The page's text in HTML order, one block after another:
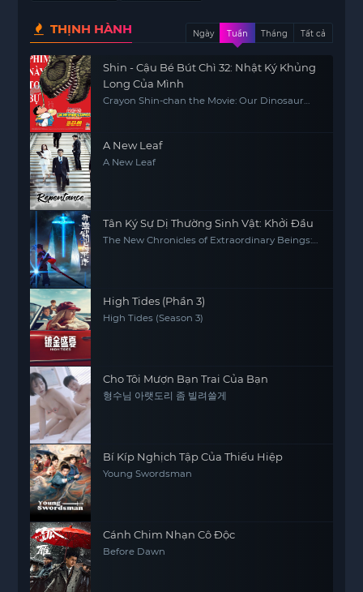
THỊNH HÀNH Ngày Tuần Tháng Tất cả
Shin - Cậu Bé Bút Chì 32: Nhật Ký Khủng
Long Của Mình
Crayon Shin-chan the Movie: Our Dinosaur
A New Leaf
A New Leaf
Tân Ký Sự Dị Thường Sinh Vật: Khởi Đầu
The New Chronicles of Extraordinary Beings:
High Tides (Phần 3)
High Tides (Season 3)
Cho Tôi Mượn Bạn Trai Của Bạn
형수님 아랫도리 좀 빌려쓸게
Bí Kíp Nghịch Tập Của Thiếu Hiệp
Young Swordsman
Cánh Chim Nhạn Cô Độc
Before Dawn